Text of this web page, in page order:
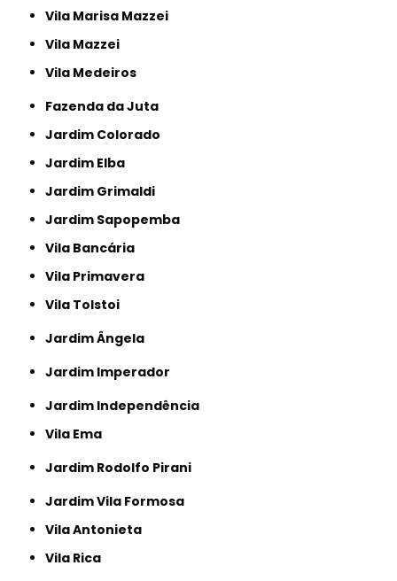
Vila Marisa Mazzei
Vila Mazzei
Vila Medeiros
Fazenda da Juta
Jardim Colorado
Jardim Elba
Jardim Grimaldi
Jardim Sapopemba
Vila Bancária
Vila Primavera
Vila Tolstoi
Jardim Ângela
Jardim Imperador
Jardim Independência
Vila Ema
Jardim Rodolfo Pirani
Jardim Vila Formosa
Vila Antonieta
Vila Rica